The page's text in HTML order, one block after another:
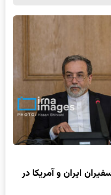
ایران و آمریکا در